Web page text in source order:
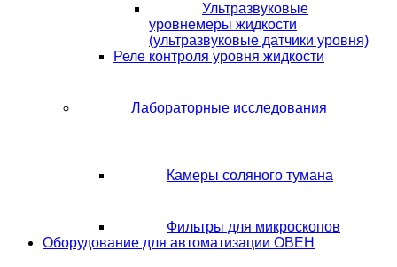
Ультразвуковые
уровнемеры жидкости
(ультразвуковые датчики уровня)
Реле контроля уровня жидкости
Лабораторные исследования
Камеры соляного тумана
Фильтры для микроскопов
Оборудование для автоматизации ОВЕН